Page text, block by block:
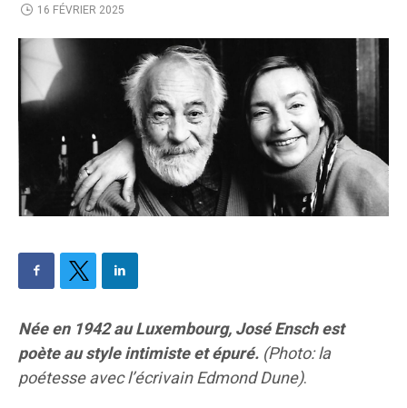
16 FÉVRIER 2025
Née en 1942 au Luxembourg, José Ensch est
poète au style intimiste et épuré. (Photo: la
poétesse avec l’écrivain Edmond Dune).